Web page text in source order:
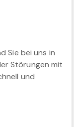
Sie bei uns in
Störungen mit
und